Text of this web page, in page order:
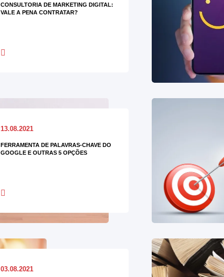
CONSULTORIA DE MARKETING DIGITAL:
VALE A PENA CONTRATAR?
13.08.2021
FERRAMENTA DE PALAVRAS-CHAVE DO
GOOGLE E OUTRAS 5 OPÇÕES
03.08.2021